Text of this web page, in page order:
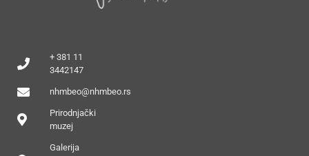
+ 381 11
3442147
nhmbeo@nhmbeo.rs
Prirodnjački
muzej
Galerija